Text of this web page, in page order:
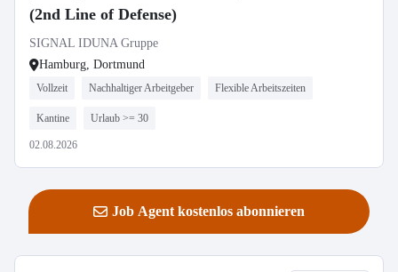
(2nd Line of Defense)
SIGNAL IDUNA Gruppe
Hamburg, Dortmund
Vollzeit Nachhaltiger Arbeitgeber Flexible Arbeitszeiten
Kantine Urlaub >= 30
02.08.2026
Job Agent kostenlos abonnieren